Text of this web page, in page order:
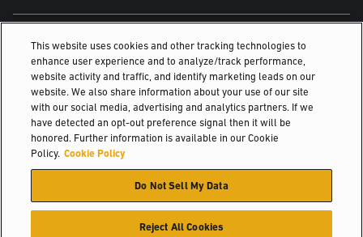
Việc làm
Việc làm
© 2026 Hyster-Yale Materials Handling, Inc., all rights reserved.
Chính Sách Quyền Riêng Tư
Chính sách Sử dụng được Chấp nhận
Điều khoản Dịch vụ
Chính Sách Cookie
This website uses cookies and other tracking technologies to
enhance user experience and to analyze/track performance,
website activity and traffic, and identify marketing leads on our
website. We also share information about your use of our site
with our social media, advertising and analytics partners. If we
have detected an opt-out preference signal then it will be
honored. Further information is available in our Cookie
Policy. Cookie Policy
Do Not Sell My Data
Reject All Cookies